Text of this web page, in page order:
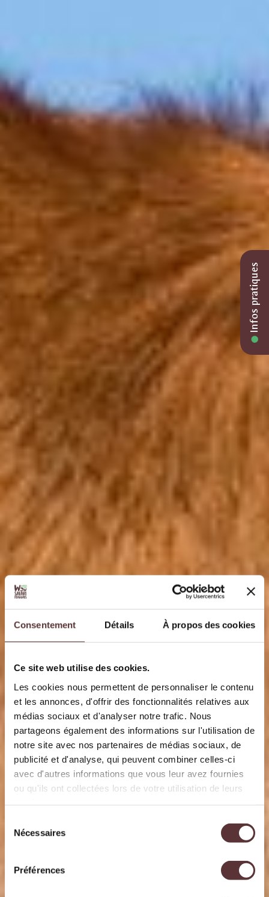
Consentement Détails À propos des cookies
Ce site web utilise des cookies.
Les cookies nous permettent de personnaliser le contenu
et les annonces, d'offrir des fonctionnalités relatives aux
médias sociaux et d'analyser notre trafic. Nous
partageons également des informations sur l'utilisation de
notre site avec nos partenaires de médias sociaux, de
publicité et d'analyse, qui peuvent combiner celles-ci
avec d'autres informations que vous leur avez fournies
ou qu'ils ont collectées lors de votre utilisation de leurs
Nécessaires
Préférences
Infos pratiques